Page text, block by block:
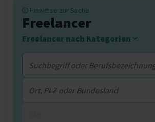
Hinweise zur Suche
Freelancer
Freelancer nach Kategorien